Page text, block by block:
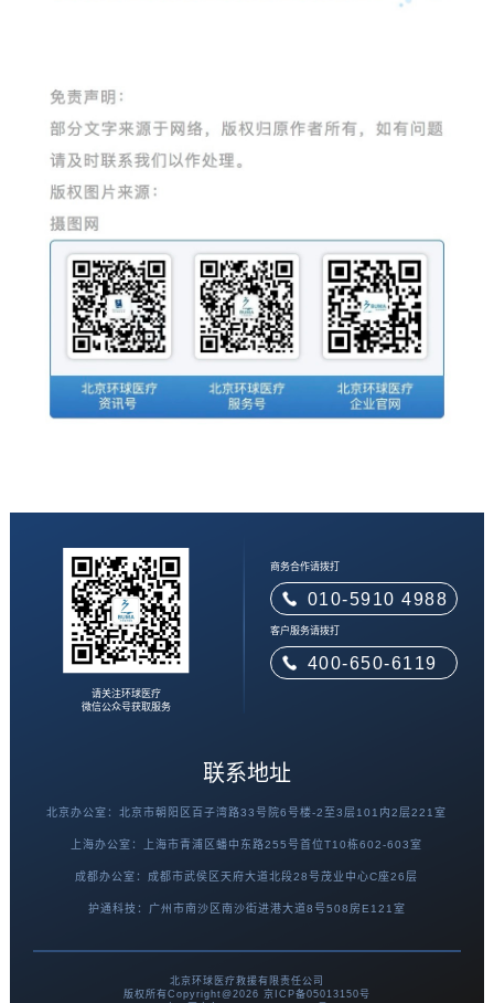
请关注环球医疗
微信公众号获取服务
商务合作请拨打
010-5910 4988
客户服务请拨打
400-650-6119
联系地址
北京办公室：北京市朝阳区百子湾路33号院6号楼-2至3层101内2层221室
上海办公室：上海市青浦区蟠中东路255号首位T10栋602-603室
成都办公室：成都市武侯区天府大道北段28号茂业中心C座26层
护通科技：广州市南沙区南沙街进港大道8号508房E121室
北京环球医疗救援有限责任公司
版权所有Copyright@2026 京ICP备05013150号